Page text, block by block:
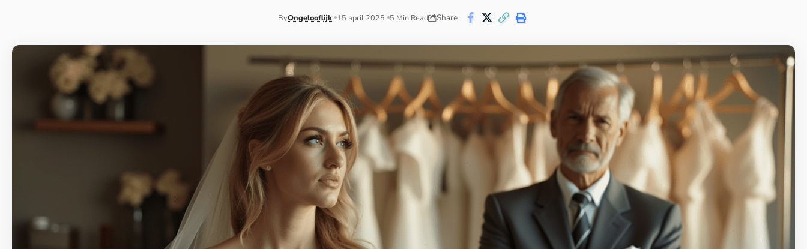
ByOngelooflijk 15 april 2025 5 Min Read Share